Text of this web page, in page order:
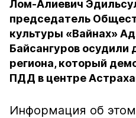
Лом-Алиевич
председатель
культуры «Вайнах»
Байсангуров осудили
региона, который
ПДД в центре
Информация об